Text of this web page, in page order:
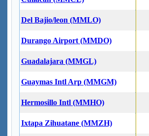
Del Bajio/leon (MMLO)
Durango Airport (MMDO)
Guadalajara (MMGL)
Guaymas Intl Arp (MMGM)
Hermosillo Intl (MMHO)
Ixtapa Zihuatane (MMZH)